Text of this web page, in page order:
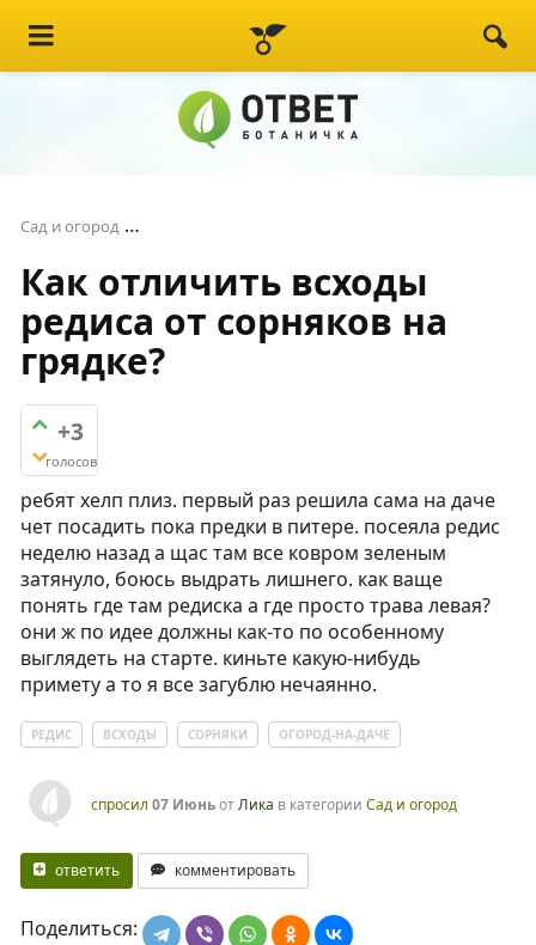
Сад и огород
Как отличить всходы
редиса от сорняков на
грядке?
+3
голосов
ребят хелп плиз. первый раз решила сама на даче
чет посадить пока предки в питере. посеяла редис
неделю назад а щас там все ковром зеленым
затянуло, боюсь выдрать лишнего. как ваще
понять где там редиска а где просто трава левая?
они ж по идее должны как-то по особенному
выглядеть на старте. киньте какую-нибудь
примету а то я все загублю нечаянно.
РЕДИС ВСХОДЫ СОРНЯКИ ОГОРОД-НА-ДАЧЕ
спросил 07 ИюньотЛика в категории Сад и огород
ответить комментировать
Поделиться: